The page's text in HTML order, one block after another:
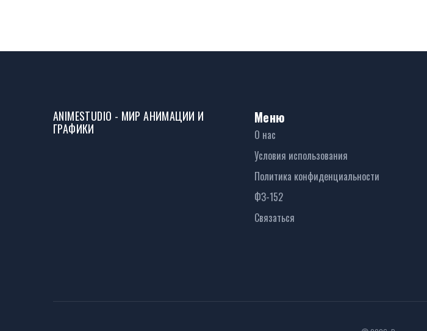
ANIMESTUDIO - МИР АНИМАЦИИ И
ГРАФИКИ
Меню
О нас
Условия использования
Политика конфиденциальности
ФЗ-152
Связаться